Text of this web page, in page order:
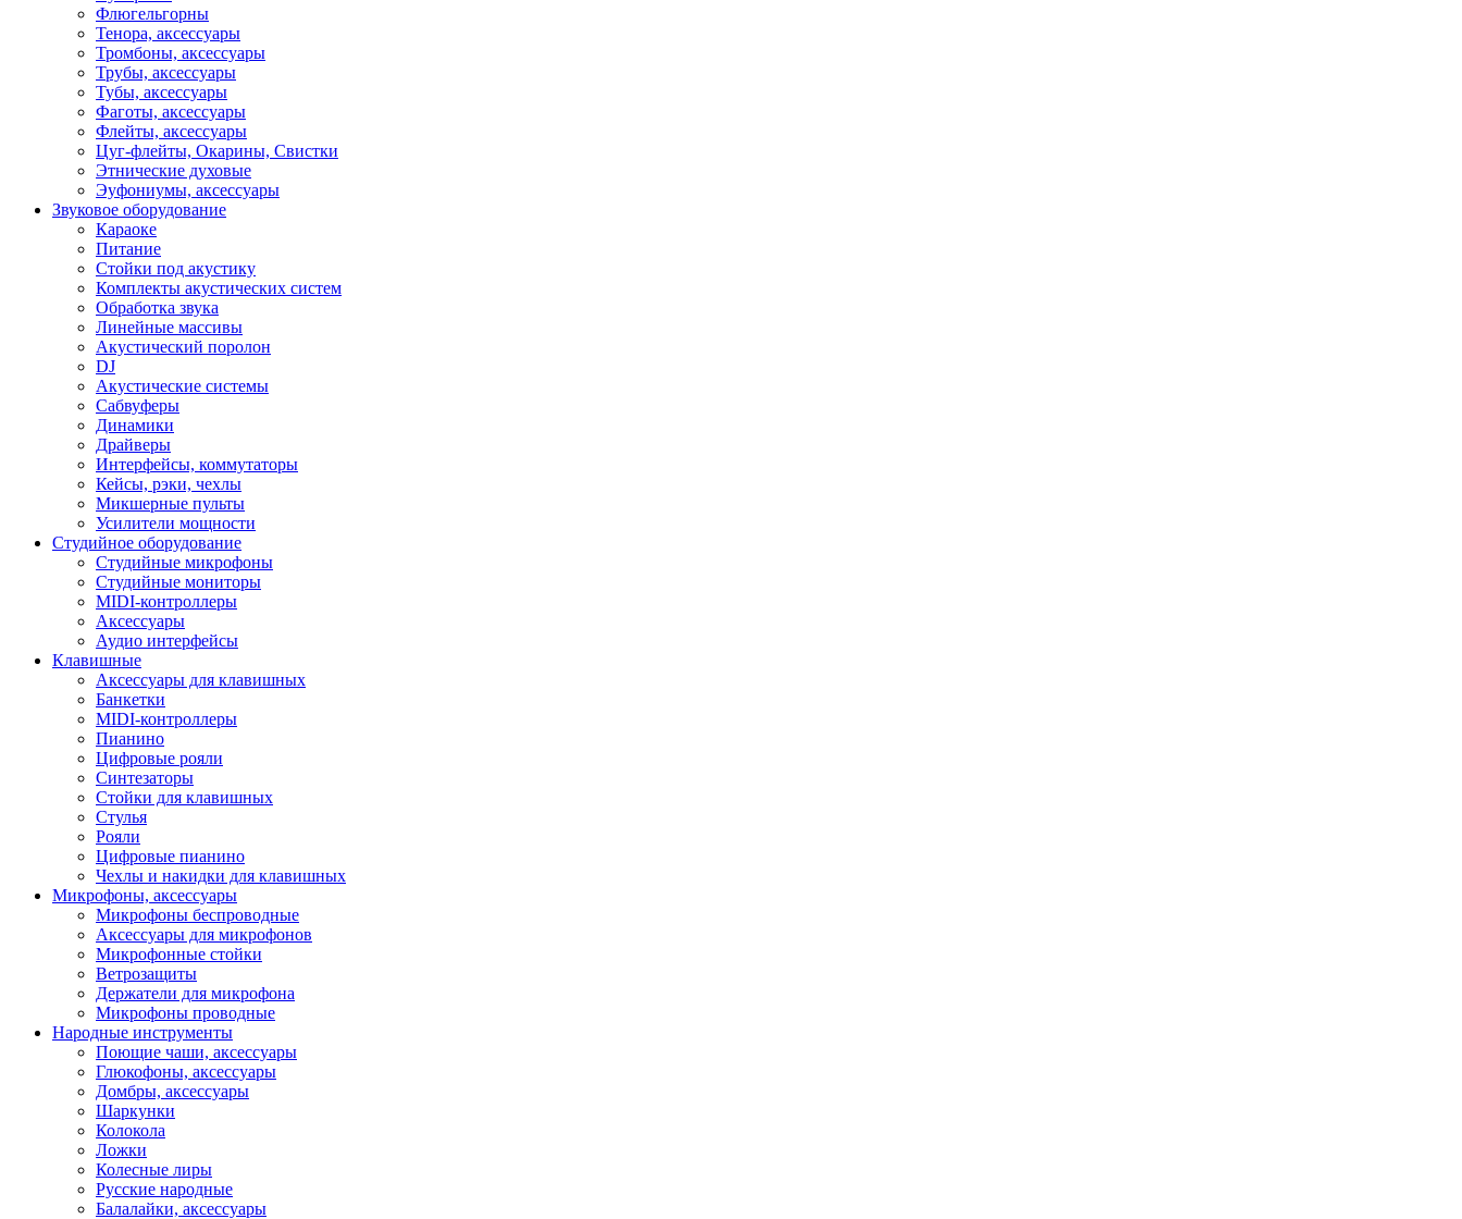
Флюгельгорны
Тенора, аксессуары
Тромбоны, аксессуары
Трубы, аксессуары
Тубы, аксессуары
Фаготы, аксессуары
Флейты, аксессуары
Цуг-флейты, Окарины, Свистки
Этнические духовые
Эуфониумы, аксессуары
Звуковое оборудование
Караоке
Питание
Стойки под акустику
Комплекты акустических систем
Обработка звука
Линейные массивы
Акустический поролон
DJ
Акустические системы
Сабвуферы
Динамики
Драйверы
Интерфейсы, коммутаторы
Кейсы, рэки, чехлы
Микшерные пульты
Усилители мощности
Студийное оборудование
Студийные микрофоны
Студийные мониторы
MIDI-контроллеры
Аксессуары
Аудио интерфейсы
Клавишные
Аксессуары для клавишных
Банкетки
MIDI-контроллеры
Пианино
Цифровые рояли
Синтезаторы
Стойки для клавишных
Стулья
Рояли
Цифровые пианино
Чехлы и накидки для клавишных
Микрофоны, аксессуары
Микрофоны беспроводные
Аксессуары для микрофонов
Микрофонные стойки
Ветрозащиты
Держатели для микрофона
Микрофоны проводные
Народные инструменты
Поющие чаши, аксессуары
Глюкофоны, аксессуары
Домбры, аксессуары
Шаркунки
Колокола
Ложки
Колесные лиры
Русские народные
Балалайки, аксессуары